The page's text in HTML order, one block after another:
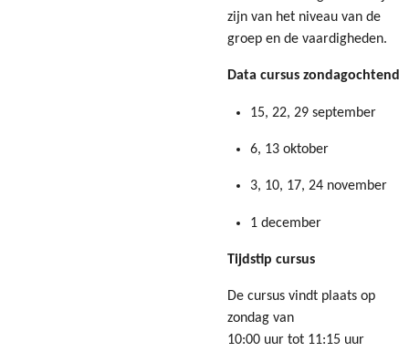
zijn van het niveau van de
groep en de vaardigheden.
Data cursus zondagochtend
15, 22, 29 september
6, 13 oktober
3, 10, 17, 24 november
1 december
Tijdstip cursus
De cursus vindt plaats op
zondag van
10:00 uur tot 11:15 uur